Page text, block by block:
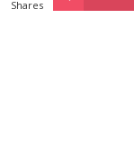
Shares